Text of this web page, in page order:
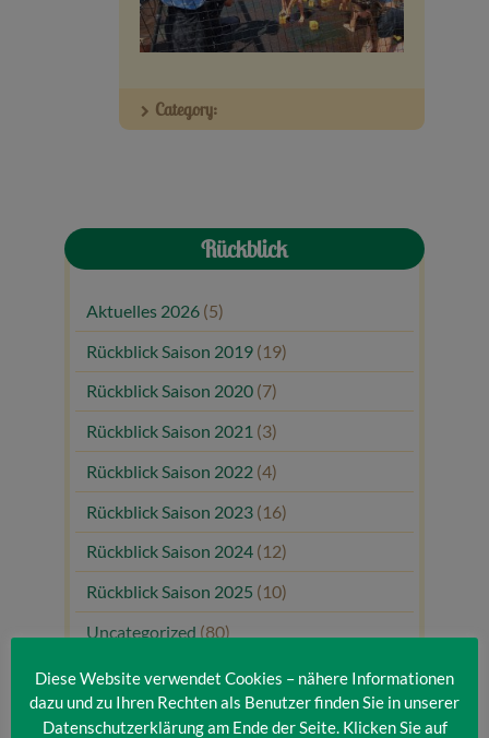
Veranstaltungen
Baumpaten
Category:
Rückblick
Aktuelles 2026 (5)
Rückblick Saison 2019 (19)
Rückblick Saison 2020 (7)
Rückblick Saison 2021 (3)
Rückblick Saison 2022 (4)
Rückblick Saison 2023 (16)
Rückblick Saison 2024 (12)
Rückblick Saison 2025 (10)
Uncategorized (80)
Unsere Gäste(1)
Diese Website verwendet Cookies – nähere Informationen
dazu und zu Ihren Rechten als Benutzer finden Sie in unserer
Datenschutzerklärung am Ende der Seite. Klicken Sie auf